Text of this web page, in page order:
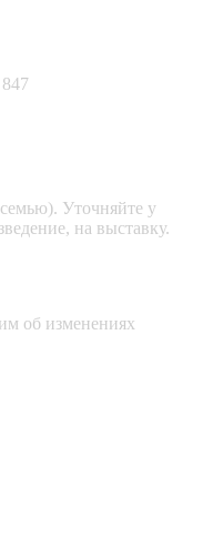
Уточняйте у
на выставку.
об изменениях